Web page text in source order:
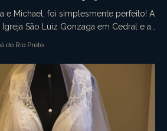
e Michael, foi simplesmente perfeito! A
São Luiz Gonzaga em Cedral e a
do Rio Preto